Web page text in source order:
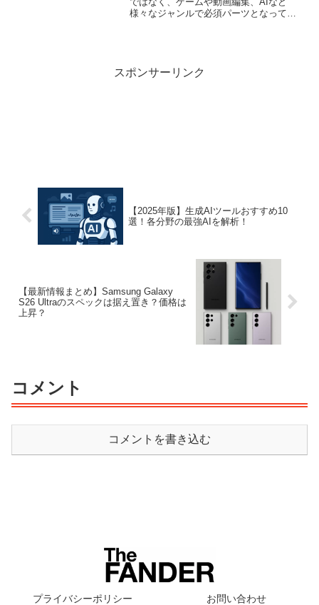
様々なジャンルで必須パーツとなってお
スポンサーリンク
【2025年版】生成AIツールおすすめ10
選！各分野の最強AIを解析！
【最新情報まとめ】Samsung Galaxy
S26 Ultraのスペックは据え置き？価格は
上昇？
コメント
コメントを書き込む
プライバシーポリシー
お問い合わせ